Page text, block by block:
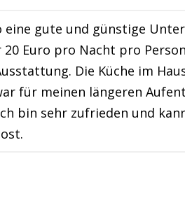
eine gute und günstige
20 Euro pro Nacht pro
Die Küche im
für meinen längeren
bin sehr zufrieden und